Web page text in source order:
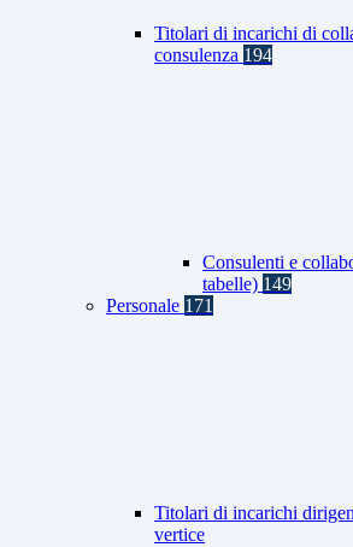
Titolari di incarichi di
consulenza 194
Consulenti e
tabelle) 149
Personale 171
Titolari di incarichi
vertice